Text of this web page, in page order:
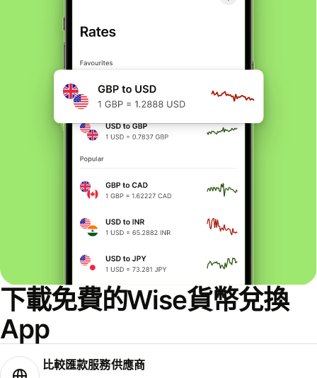
下載免費的Wise貨幣兌換
App
比較匯款服務供應商